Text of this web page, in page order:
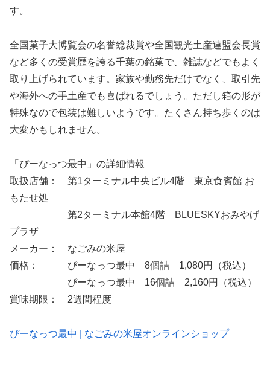
す。
全国菓子大博覧会の名誉総裁賞や全国観光土産連盟会長賞
など多くの受賞歴を誇る千葉の銘菓で、雑誌などでもよく
取り上げられています。家族や勤務先だけでなく、取引先
や海外への手土産でも喜ばれるでしょう。ただし箱の形が
特殊なので包装は難しいようです。たくさん持ち歩くのは
大変かもしれません。
「ぴーなっつ最中」の詳細情報
取扱店舗： 第1ターミナル中央ビル4階 東京食賓館 お
もたせ処
第2ターミナル本館4階 BLUESKYおみやげ
プラザ
メーカー： なごみの米屋
価格： ぴーなっつ最中 8個詰 1,080円（税込）
ぴーなっつ最中 16個詰 2,160円（税込）
賞味期限： 2週間程度
ぴーなっつ最中 | なごみの米屋オンラインショップ